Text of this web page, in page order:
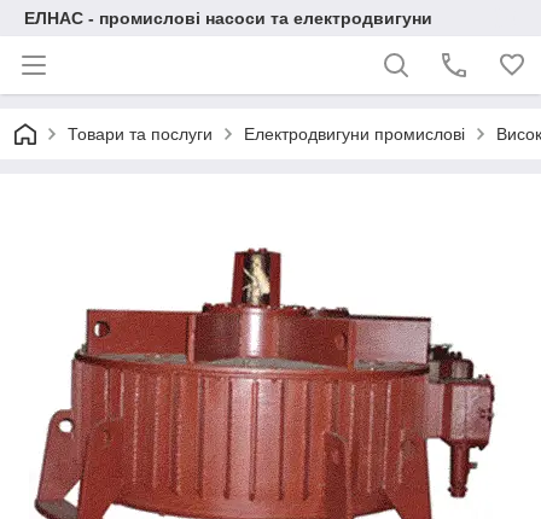
ЕЛНАС - промислові насоси та електродвигуни
Товари та послуги Електродвигуни промислові